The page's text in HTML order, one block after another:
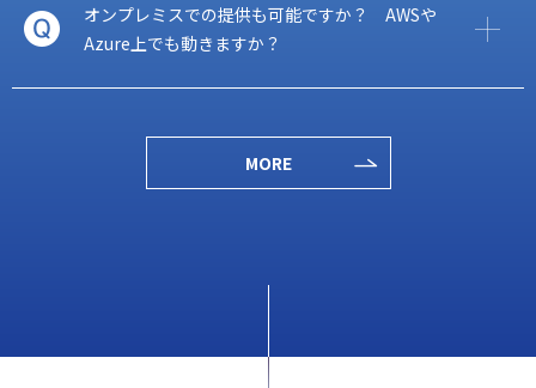
オンプレミスでの提供も可能ですか？ AWSや
Azure上でも動きますか？
MORE